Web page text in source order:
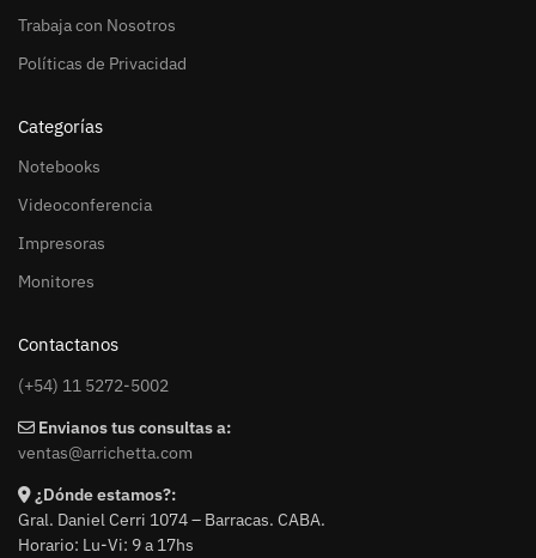
Trabaja con Nosotros
Políticas de Privacidad
Categorías
Notebooks
Videoconferencia
Impresoras
Monitores
Contactanos
(+54) 11 5272-5002
Envianos tus consultas a:
ventas@arrichetta.com
¿Dónde estamos?:
Gral. Daniel Cerri 1074 – Barracas. CABA.
Horario: Lu-Vi: 9 a 17hs